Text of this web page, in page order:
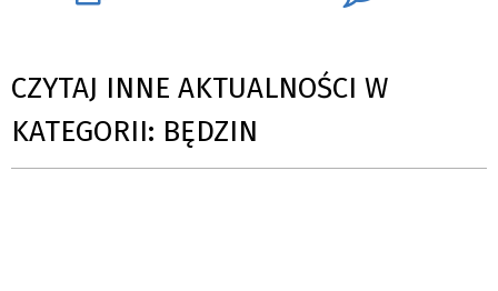
CZYTAJ INNE AKTUALNOŚCI W
KATEGORII: BĘDZIN